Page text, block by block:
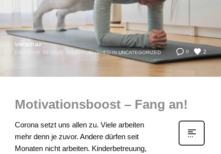
0 2
veramair
DIENSTAG, 09 MÄRZ 2021 / PUBLISHED IN UNCATEGORIZED
Motivationsboost – Fang an!
Corona setzt uns allen zu. Viele arbeiten
mehr denn je zuvor. Andere dürfen seit
Monaten nicht arbeiten. Kinderbetreuung,